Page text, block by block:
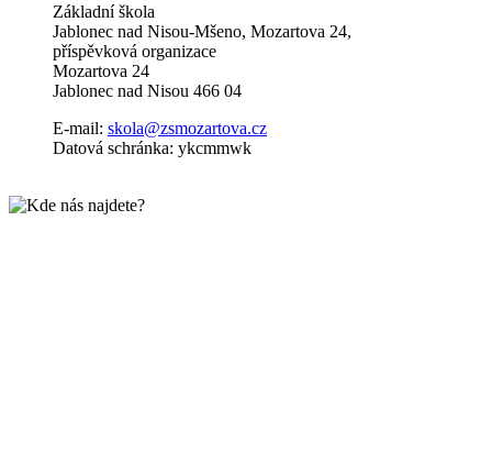
Základní škola
Jablonec nad Nisou-Mšeno, Mozartova 24,
příspěvková organizace
Mozartova 24
Jablonec nad Nisou 466 04
E-mail: skola@zsmozartova.cz
Datová schránka: ykcmmwk